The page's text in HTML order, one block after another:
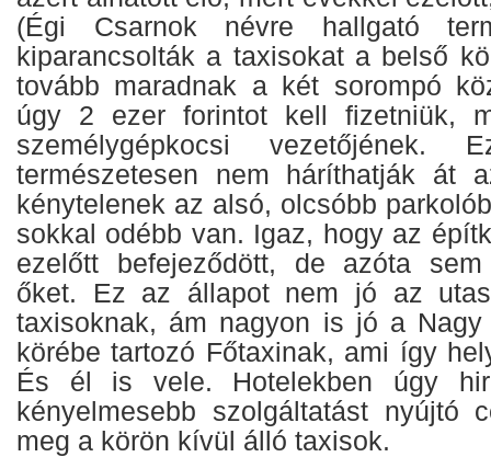
(Égi Csarnok névre hallgató
kiparancsolták a taxisokat a belső
tovább maradnak a két sorompó
úgy 2 ezer forintot kell fizetniük,
személygépkocsi vezetőjének.
természetesen nem háríthatják át
kénytelenek az alsó, olcsóbb
sokkal odébb van. Igaz, hogy az
ezelőtt befejeződött, de azóta
őket. Ez az állapot nem jó az
taxisoknak, ám nagyon is jó a Nagy
körébe tartozó Főtaxinak, ami így
És él is vele. Hotelekben úgy
kényelmesebb szolgáltatást nyújtó
meg a körön kívül álló taxisok.